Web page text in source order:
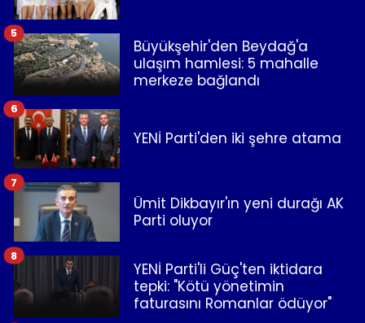
Büyükşehir'den Beydağ'a
ulaşım hamlesi: 5 mahalle
merkeze bağlandı
5
YENİ Parti'den iki şehre atama
6
Ümit Dikbayır'ın yeni durağı AK
Parti oluyor
7
YENİ Parti'li Güç'ten iktidara
tepki: "Kötü yönetimin
faturasını Romanlar ödüyor"
8